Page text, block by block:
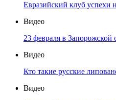
Евразийский клуб успехи
Видео
23 февраля в Запорожской
Видео
Кто такие русские
Видео